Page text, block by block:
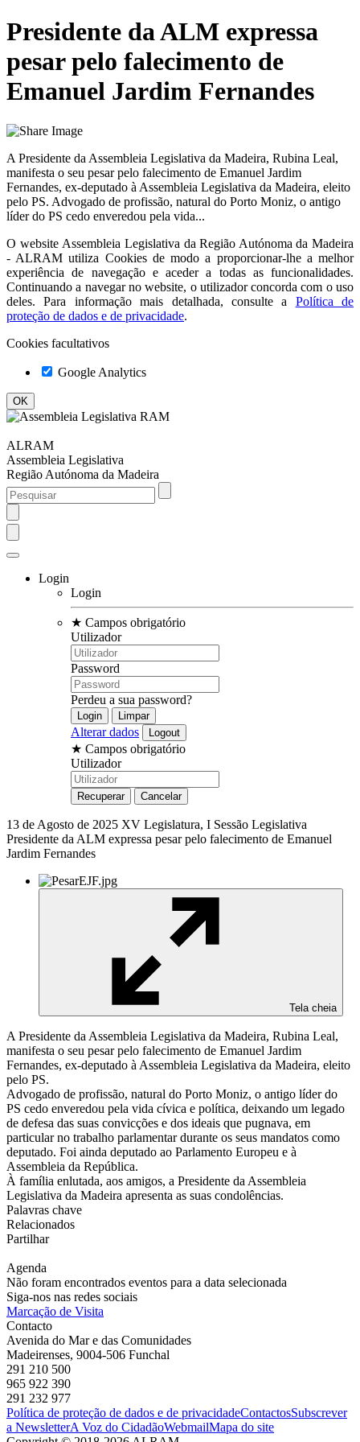
Presidente da ALM expressa
pesar pelo falecimento de
Emanuel Jardim Fernandes
A Presidente da Assembleia Legislativa da Madeira, Rubina Leal,
manifesta o seu pesar pelo falecimento de Emanuel Jardim
Fernandes, ex-deputado à Assembleia Legislativa da Madeira, eleito
pelo PS. Advogado de profissão, natural do Porto Moniz, o antigo
líder do PS cedo enveredou pela vida...
O website Assembleia Legislativa da Região Autónoma da Madeira
- ALRAM utiliza Cookies de modo a proporcionar-lhe a melhor
experiência de navegação e aceder a todas as funcionalidades.
Continuando a navegar no website, o utilizador concorda com o uso
deles. Para informação mais detalhada, consulte a
Política de
proteção de dados e de privacidade.
Cookies facultativos
Google Analytics
ALRAM
Assembleia Legislativa
Região Autónoma da Madeira
Login
Login
★ Campos obrigatório
Utilizador
Password
Perdeu a sua password?
Alterar dados
★ Campos obrigatório
Utilizador
13 de Agosto de 2025 XV Legislatura, I Sessão Legislativa
Presidente da ALM expressa pesar pelo falecimento de Emanuel
Jardim Fernandes
Tela cheia
A Presidente da Assembleia Legislativa da Madeira, Rubina Leal,
manifesta o seu pesar pelo falecimento de Emanuel Jardim
Fernandes, ex-deputado à Assembleia Legislativa da Madeira, eleito
pelo PS.
Advogado de profissão, natural do Porto Moniz, o antigo líder do
PS cedo enveredou pela vida cívica e política, deixando um legado
de defesa das suas convicções e dos ideais que pugnava, em
particular no trabalho parlamentar durante os seus mandatos como
deputado. Foi ainda deputado ao Parlamento Europeu e à
Assembleia da República.
À família enlutada, aos amigos, a Presidente da Assembleia
Legislativa da Madeira apresenta as suas condolências.
Palavras chave
Relacionados
Partilhar
Agenda
Não foram encontrados eventos para a data selecionada
Siga-nos nas redes sociais
Marcação de Visita
Contacto
Avenida do Mar e das Comunidades
Madeirenses, 9004-506 Funchal
291 210 500
965 922 390
291 232 977
Política de proteção de dados e de privacidadeContactosSubscrever
a NewsletterA Voz do CidadãoWebmailMapa do site